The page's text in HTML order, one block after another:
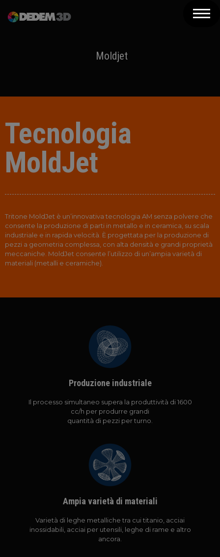
Risorse
Assistenza
Contatti
Moldjet
Tecnologia
MoldJet
Tritone MoldJet è un’innovativa tecnologia AM senza polvere che
consente la produzione di parti in metallo e in ceramica, su scala
industriale e in rapida velocità. È progettata per la produzione di
pezzi a geometria complessa, con alta densità e grandi proprietà
meccaniche. MoldJet consente l’utilizzo di un’ampia varietà di
materiali (metalli e ceramiche).
Produzione industriale
Il processo simultaneo supera la produttività di 1600
cc/h per produrre grandi
quantità di pezzi per turno.
Ampia varietà di materiali
Varietà di leghe metalliche tra cui titanio, acciai
inossidabili, acciai per utensili, leghe di rame e altro
ancora.